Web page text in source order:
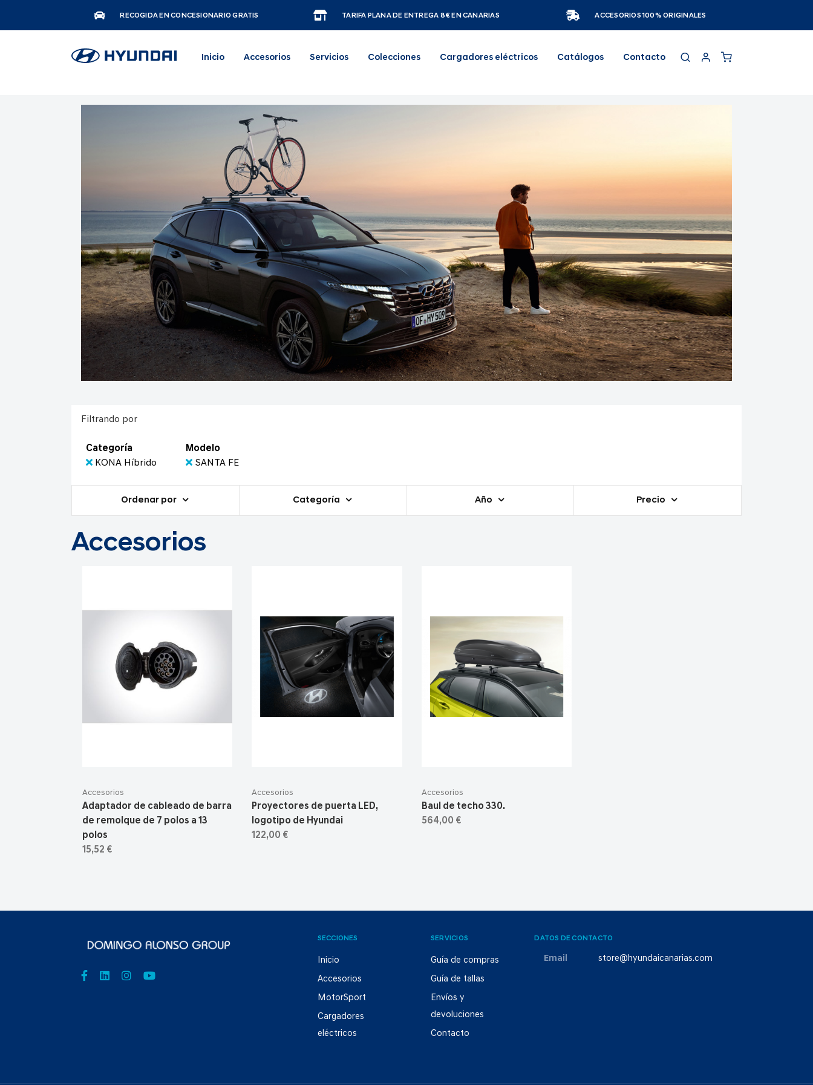
RECOGIDA EN CONCESIONARIO GRATIS TARIFA PLANA DE ENTREGA 8€ EN CANARIAS ACCESORIOS 100% ORIGINALES
Inicio Accesorios Servicios Colecciones Cargadores eléctricos Catálogos Contacto
Filtrando por
Categoría
KONA Híbrido
Modelo
SANTA FE
Ordenar por Categoría Año Precio
Accesorios
Accesorios
Adaptador de cableado de barra
de remolque de 7 polos a 13
polos
15,52 €
Accesorios
Proyectores de puerta LED,
logotipo de Hyundai
122,00 €
Accesorios
Baul de techo 330.
564,00 €
SECCIONES
Inicio
Accesorios
MotorSport
Cargadores
eléctricos
SERVICIOS
Guía de compras
Guía de tallas
Envíos y
devoluciones
Contacto
DATOS DE CONTACTO
Email store@hyundaicanarias.com